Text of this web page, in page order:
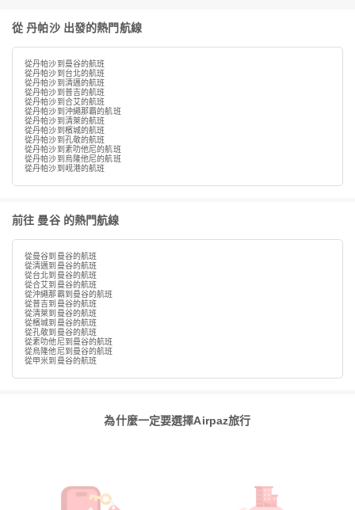
從 丹帕沙 出發的熱門航線
從丹帕沙到曼谷的航班
從丹帕沙到台北的航班
從丹帕沙到清邁的航班
從丹帕沙到普吉的航班
從丹帕沙到合艾的航班
從丹帕沙到沖繩那霸的航班
從丹帕沙到清萊的航班
從丹帕沙到檳城的航班
從丹帕沙到孔敬的航班
從丹帕沙到素叻他尼的航班
從丹帕沙到烏隆他尼的航班
從丹帕沙到岘港的航班
前往 曼谷 的熱門航線
從曼谷到曼谷的航班
從清邁到曼谷的航班
從台北到曼谷的航班
從合艾到曼谷的航班
從沖繩那霸到曼谷的航班
從普吉到曼谷的航班
從清萊到曼谷的航班
從檳城到曼谷的航班
從孔敬到曼谷的航班
從素叻他尼到曼谷的航班
從烏隆他尼到曼谷的航班
從甲米到曼谷的航班
為什麼一定要選擇Airpaz旅行